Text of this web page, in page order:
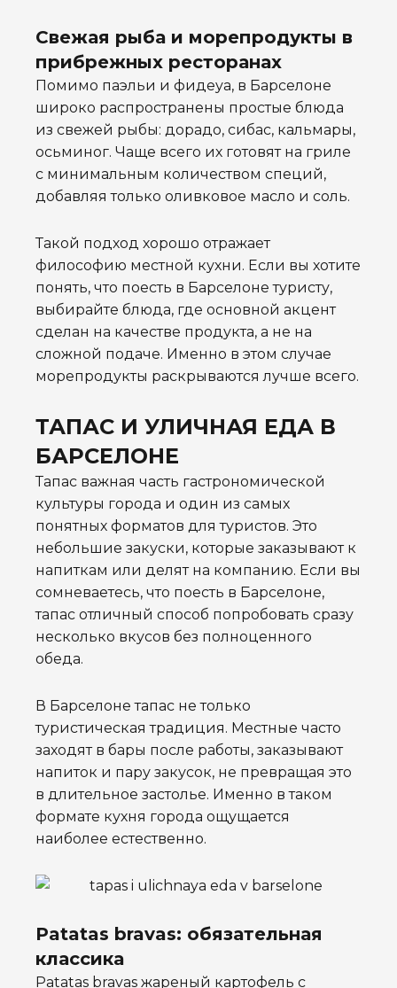
Свежая рыба и морепродукты в
прибрежных ресторанах
Помимо паэльи и фидеуа, в Барселоне
широко распространены простые блюда
из свежей рыбы: дорадо, сибас, кальмары,
осьминог. Чаще всего их готовят на гриле
с минимальным количеством специй,
добавляя только оливковое масло и соль.
Такой подход хорошо отражает
философию местной кухни. Если вы хотите
понять, что поесть в Барселоне туристу,
выбирайте блюда, где основной акцент
сделан на качестве продукта, а не на
сложной подаче. Именно в этом случае
морепродукты раскрываются лучше всего.
ТАПАС И УЛИЧНАЯ ЕДА В
БАРСЕЛОНЕ
Тапас важная часть гастрономической
культуры города и один из самых
понятных форматов для туристов. Это
небольшие закуски, которые заказывают к
напиткам или делят на компанию. Если вы
сомневаетесь, что поесть в Барселоне,
тапас отличный способ попробовать сразу
несколько вкусов без полноценного
обеда.
В Барселоне тапас не только
туристическая традиция. Местные часто
заходят в бары после работы, заказывают
напиток и пару закусок, не превращая это
в длительное застолье. Именно в таком
формате кухня города ощущается
наиболее естественно.
Patatas bravas: обязательная
классика
Patatas bravas жареный картофель с